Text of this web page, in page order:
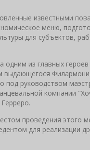
известными
меню,
для субъектов,
одним из главных
выдающегося
под руководством
компании
проведения этого
для реализации